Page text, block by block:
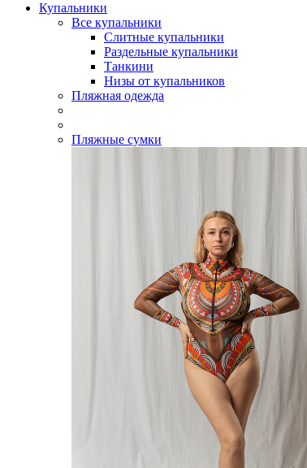
Купальники
Все купальники
Слитные купальники
Раздельные купальники
Танкини
Низы от купальников
Пляжная одежда
Пляжные сумки